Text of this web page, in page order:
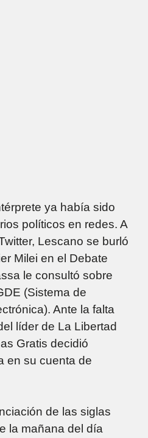
ya había sido
políticos en redes. A
Lescano se burló
Milei en el Debate
le consultó sobre
(Sistema de
Ante la falta
líder de La Libertad
Gratis decidió
en su cuenta de
de las siglas
la mañana del día